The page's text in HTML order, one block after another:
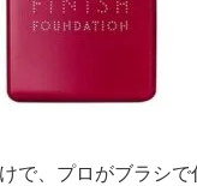
で、プロがブラシ